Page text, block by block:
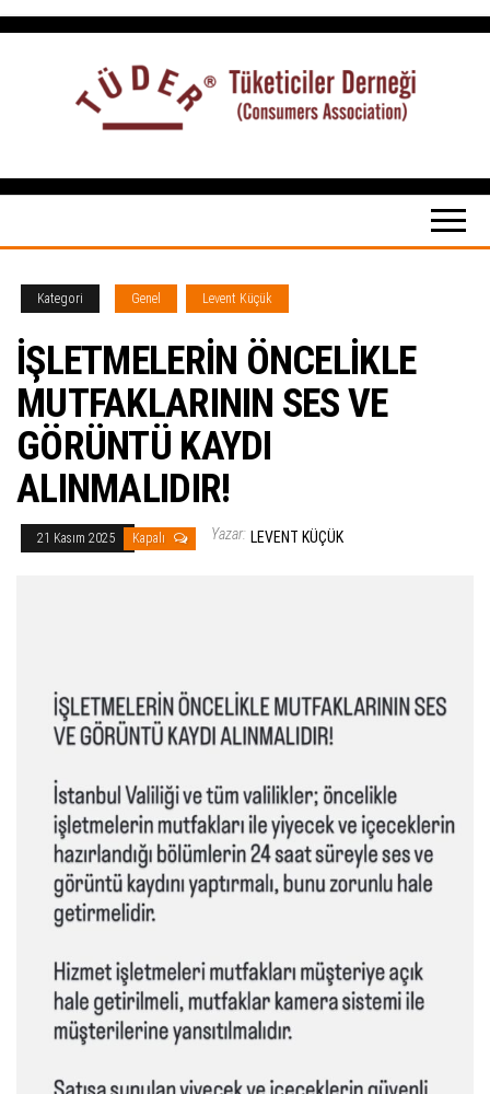
İçeriğe
Tüketiciler
tuketicilerdernegi.org.tr
Kategori Genel Levent Küçük
İŞLETMELERİN ÖNCELİKLE
MUTFAKLARININ SES VE
GÖRÜNTÜ KAYDI
ALINMALIDIR!
21 Kasım 2025 Kapalı Yazar: LEVENT KÜÇÜK